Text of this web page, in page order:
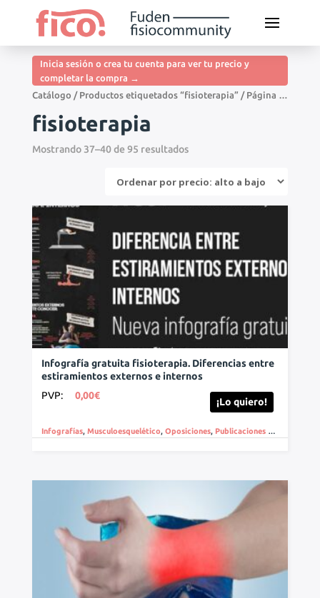
Catálogo / Productos etiquetados “fisioterapia” / Página 10
fisioterapia
Inicia sesión o crea tu cuenta para ver tu precio y
completar la compra →
Mostrando 37–40 de 95 resultados
Infografía gratuita fisioterapia. Diferencias entre
estiramientos externos e internos
PVP:
0,00€
¡Lo quiero!
Infografías, Musculoesquelético, Oposiciones, Publicaciones gratuitas